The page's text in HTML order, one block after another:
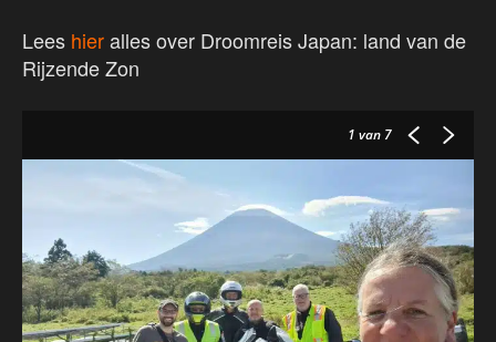
Lees hieralles over Droomreis Japan: land van de
Rijzende Zon
1 van 7